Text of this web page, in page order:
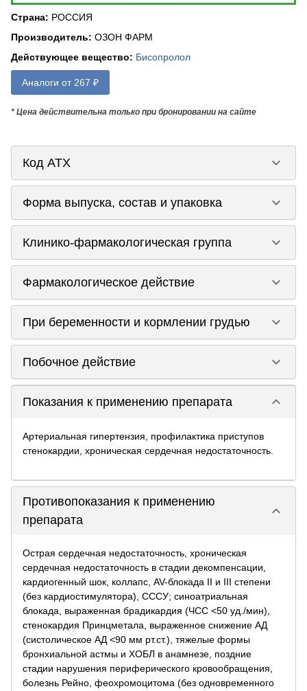
Страна: РОССИЯ
Производитель: ОЗОН ФАРМ
Действующее вещество: Бисопролол
Аналоги от 267 ₽
* Цена действительна только при бронировании на сайте
Код ATX keyboard_arrow_down
Форма выпуска, состав и упаковка keyboard_arrow_down
Клинико-фармакологическая группа keyboard_arrow_down
Фармакологическое действие keyboard_arrow_down
При беременности и кормлении грудью keyboard_arrow_down
Побочное действие keyboard_arrow_down
Показания к применению препарата keyboard_arrow_down
Артериальная гипертензия, профилактика приступов
стенокардии, хроническая сердечная недостаточность.
Противопоказания к применению
препарата
keyboard_arrow_down
Острая сердечная недостаточность, хроническая
сердечная недостаточность в стадии декомпенсации,
кардиогенный шок, коллапс, AV-блокада II и III степени
(без кардиостимулятора), СССУ; синоатриальная
блокада, выраженная брадикардия (ЧСС <50 уд./мин),
стенокардия Принцметала, выраженное снижение АД
(систолическое АД <90 мм рт.ст.), тяжелые формы
бронхиальной астмы и ХОБЛ в анамнезе, поздние
стадии нарушения периферического кровообращения,
болезнь Рейно, феохромоцитома (без одновременного